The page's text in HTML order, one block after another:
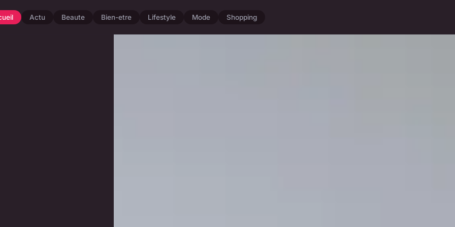
Actu Beaute Bien-etre Lifestyle Mode Shopping